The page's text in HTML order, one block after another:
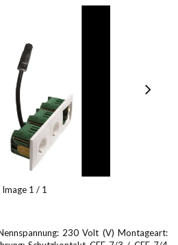
Image 1 / 1
230 Volt (V) Montageart: